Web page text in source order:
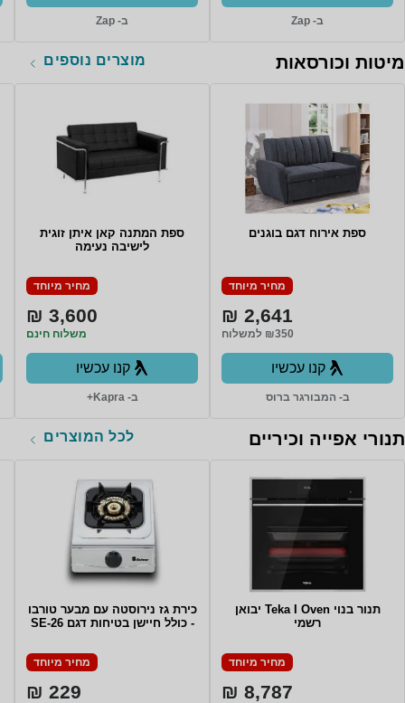
ב- Zap ב- Zap
מיטות וכורסאות מוצרים נוספים
ספת אירוח דגם בוגנים
מחיר מיוחד
2,641 ₪
₪350 למשלוח
קנו עכשיו
ב- המבורגר ברוס
ספת המתנה קאן איתן זוגית
לישיבה נעימה
מחיר מיוחד
3,600 ₪
משלוח חינם
קנו עכשיו
ב- Kapra+
תנורי אפייה וכיריים לכל המוצרים
תנור בנוי Teka I Oven יבואן
רשמי
מחיר מיוחד
8,787 ₪
כירת גז נירוסטה עם מבער טורבו
- כולל חיישן בטיחות דגם SE-26
מחיר מיוחד
229 ₪